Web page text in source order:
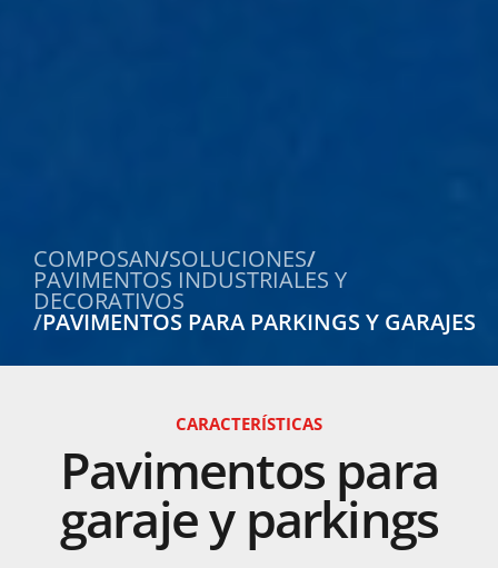
COMPOSAN/SOLUCIONES/
PAVIMENTOS INDUSTRIALES Y
DECORATIVOS
/PAVIMENTOS PARA PARKINGS Y GARAJES
CARACTERÍSTICAS
Pavimentos para
garaje y parkings